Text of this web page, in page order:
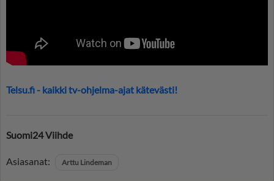
Telsu.fi - kaikki tv-ohjelma-ajat kätevästi!
Suomi24 Viihde
Asiasanat: Arttu Lindeman